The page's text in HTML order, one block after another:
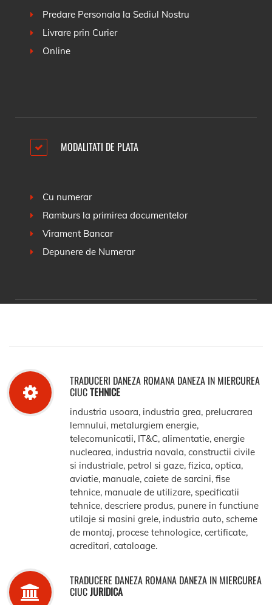
Predare Personala la Sediul Nostru
Livrare prin Curier
Online
MODALITATI DE PLATA
Cu numerar
Ramburs la primirea documentelor
Virament Bancar
Depunere de Numerar
TRADUCERI DANEZA ROMANA DANEZA IN MIERCUREA
CIUCTEHNICE
industria usoara, industria grea, prelucrarea
lemnului, metalurgiem energie,
telecomunicatii, IT&C, alimentatie, energie
nuclearea, industria navala, constructii civile
si industriale, petrol si gaze, fizica, optica,
aviatie, manuale, caiete de sarcini, fise
tehnice, manuale de utilizare, specificatii
tehnice, descriere produs, punere in functiune
utilaje si masini grele, industria auto, scheme
de montaj, procese tehnologice, certificate,
acreditari, cataloage.
TRADUCERE DANEZA ROMANA DANEZA IN MIERCUREA
CIUCJURIDICA